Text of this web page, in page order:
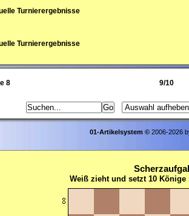
Turnierergebnisse
Turnierergebnisse
8 9/10
01-Artikelsystem ©2006-2026
Weiß zieht und setzt 10